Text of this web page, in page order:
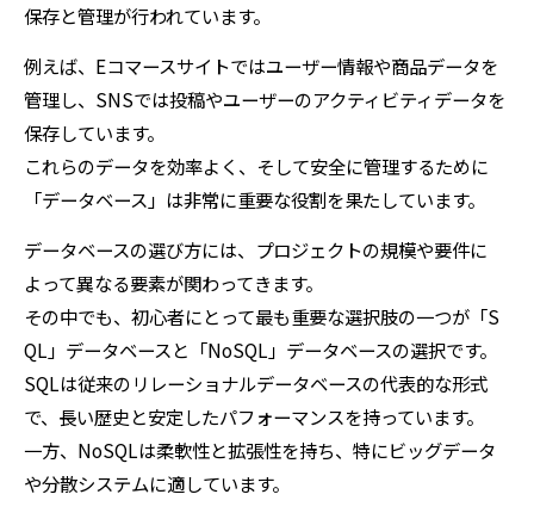
保存と管理が行われています。
例えば、Eコマースサイトではユーザー情報や商品データを
管理し、SNSでは投稿やユーザーのアクティビティデータを
保存しています。
これらのデータを効率よく、そして安全に管理するために
「データベース」は非常に重要な役割を果たしています。
データベースの選び方には、プロジェクトの規模や要件に
よって異なる要素が関わってきます。
その中でも、初心者にとって最も重要な選択肢の一つが「S
QL」データベースと「NoSQL」データベースの選択です。
SQLは従来のリレーショナルデータベースの代表的な形式
で、長い歴史と安定したパフォーマンスを持っています。
一方、NoSQLは柔軟性と拡張性を持ち、特にビッグデータ
や分散システムに適しています。